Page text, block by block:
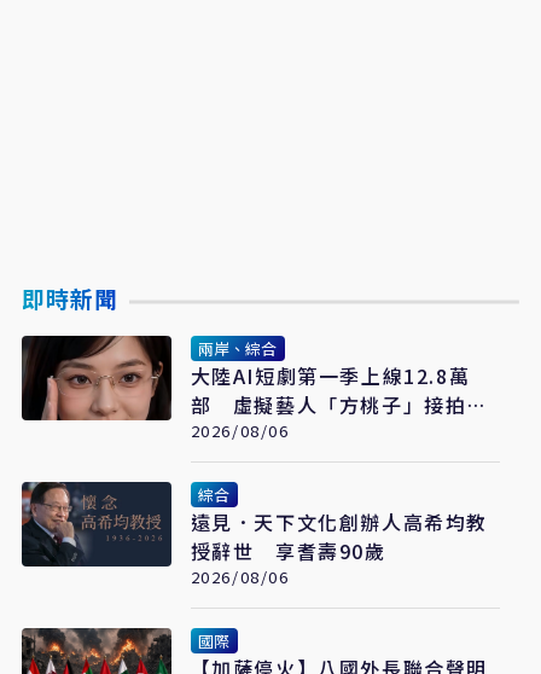
即時新聞
兩岸、綜合
大陸AI短劇第一季上線12.8萬
部 虛擬藝人「方桃子」接拍美
瞳廣告
2026/08/06
綜合
遠見．天下文化創辦人高希均教
授辭世 享耆壽90歲
2026/08/06
國際
【加薩停火】八國外長聯合聲明